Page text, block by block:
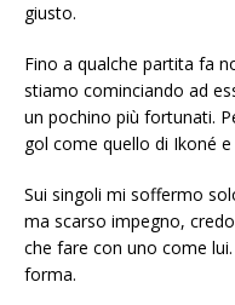
giusto.
Fino a qualche partita fa
stiamo cominciando ad
un pochino più fortunati.
gol come quello di Ikoné
Sui singoli mi soffermo
ma scarso impegno,
che fare con uno come
forma.